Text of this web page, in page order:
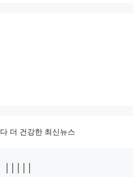
더 건강한 최신뉴스